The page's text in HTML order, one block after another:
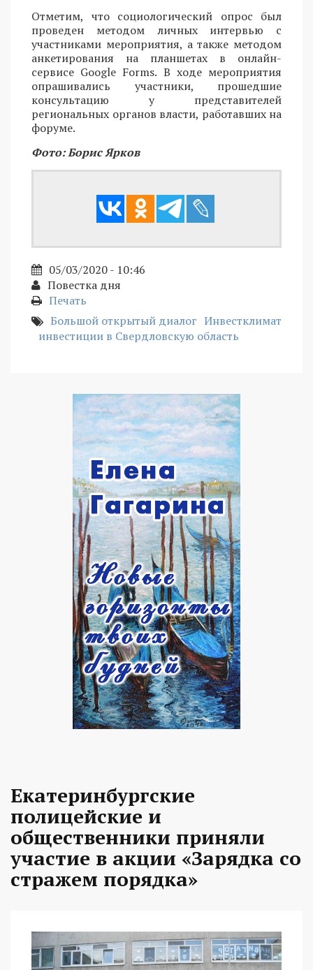
Отметим, что социологический опрос был
проведен методом личных интервью с
участниками мероприятия, а также методом
анкетирования на планшетах в онлайн-
сервисе Google Forms. В ходе мероприятия
опрашивались участники, прошедшие
консультацию у представителей
региональных органов власти, работавших на
форуме.
Фото: Борис Ярков
05/03/2020 - 10:46
Повестка дня
Печать
Большой открытый диалог Инвестклимат
инвестиции в Свердловскую область
Екатеринбургские
полицейские и
общественники приняли
участие в акции «Зарядка со
стражем порядка»